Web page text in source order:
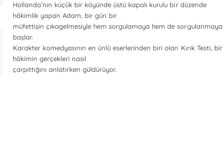
Hollanda’nın küçük bir köyünde üstü kapalı kurulu bir düzende
hâkimlik yapan Adam, bir gün bir
müfettişin çıkagelmesiyle hem sorgulamaya hem de sorgulanmaya
başlar.
Karakter komedyasının en ünlü eserlerinden biri olan Kırık Testi, bir
hâkimin gerçekleri nasıl
çarpıttığını anlatırken güldürüyor.